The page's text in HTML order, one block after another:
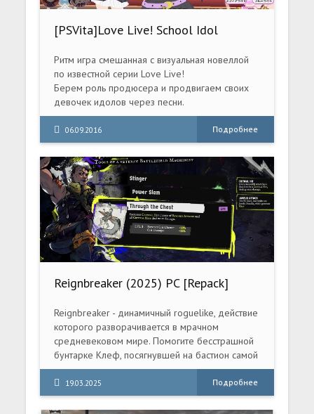
[PSVita]Love Live! School Idol
Paradise Vol. 2: BiBi Unit [JPN/JAP]
Ритм игра смешанная с визуальная новеллой
по известной серии Love Live!
Берем роль продюсера и продвигаем своих
девочек идолов через песни.
06.09.2016 Подробнее
Reignbreaker (2025) PC [Repack]
Reignbreaker - динамичный roguelike, действие
которого разворачивается в мрачном
средневековом мире. Помогите бесстрашной
бунтарке Клеф, посягнувшей на бастион самой
Королевы, во что бы то ни стало освободить
мир от тирании.
19.03.2025 Подробнее